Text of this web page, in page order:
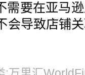
需要在亚马
会导致店铺